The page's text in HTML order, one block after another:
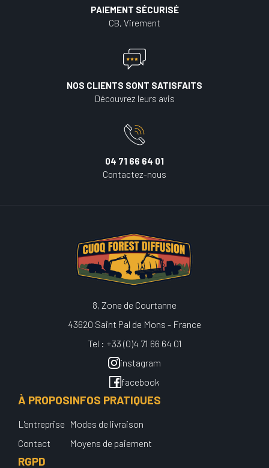
PAIEMENT SÉCURISÉ
CB, Virement
NOS CLIENTS SONT SATISFAITS
Découvrez leurs avis
04 71 66 64 01
Contactez-nous
8, Zone de Courtanne
43620 Saint Pal de Mons - France
Tel : +33 (0)4 71 66 64 01
instagram
facebook
À PROPOS
L'entreprise
Contact
INFOS PRATIQUES
Modes de livraison
Moyens de paiement
RGPD